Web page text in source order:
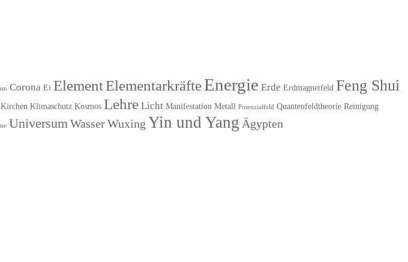
Corona Ei ElementElementarkräfteEnergie Erde Erdmagnetfeld Feng Shui
Kirchen Klimaschutz Kosmos Lehre Licht Manifestation Metall Potenzialfeld Quantenfeldtheorie Reinigung
UniversumWasserWuxing Yin und Yang Ägypten